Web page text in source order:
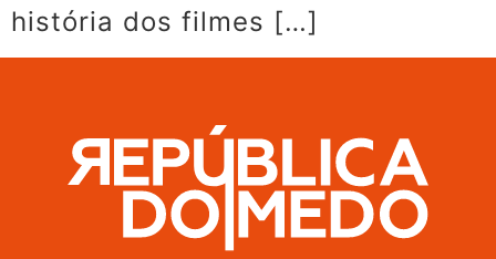
história dos filmes […]